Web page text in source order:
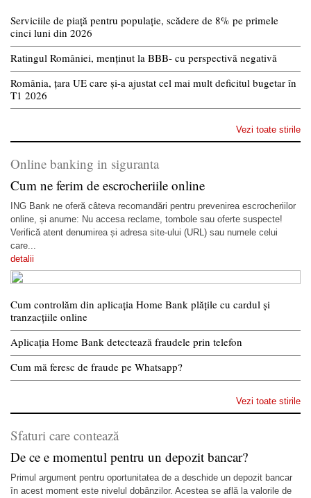
Serviciile de piață pentru populație, scădere de 8% pe primele
cinci luni din 2026
Ratingul României, menținut la BBB- cu perspectivă negativă
România, țara UE care și-a ajustat cel mai mult deficitul bugetar în
T1 2026
Vezi toate stirile
Online banking in siguranta
Cum ne ferim de escrocheriile online
ING Bank ne oferă câteva recomandări pentru prevenirea escrocheriilor
online, și anume: Nu accesa reclame, tombole sau oferte suspecte!
Verifică atent denumirea și adresa site-ului (URL) sau numele celui
care...
detalii
Cum controlăm din aplicația Home Bank plățile cu cardul și
tranzacțiile online
Aplicația Home Bank detectează fraudele prin telefon
Cum mă feresc de fraude pe Whatsapp?
Vezi toate stirile
Sfaturi care contează
De ce e momentul pentru un depozit bancar?
Primul argument pentru oportunitatea de a deschide un depozit bancar
în acest moment este nivelul dobânzilor. Acestea se află la valorile de